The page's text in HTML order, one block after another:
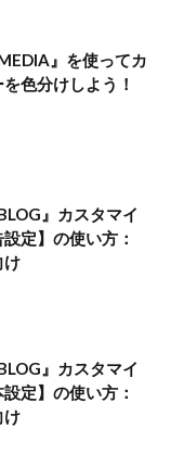
MEDIA』を使ってカ
色分けしよう！
』カスタマイ
定】の使い方：
け
』カスタマイ
定】の使い方：
け